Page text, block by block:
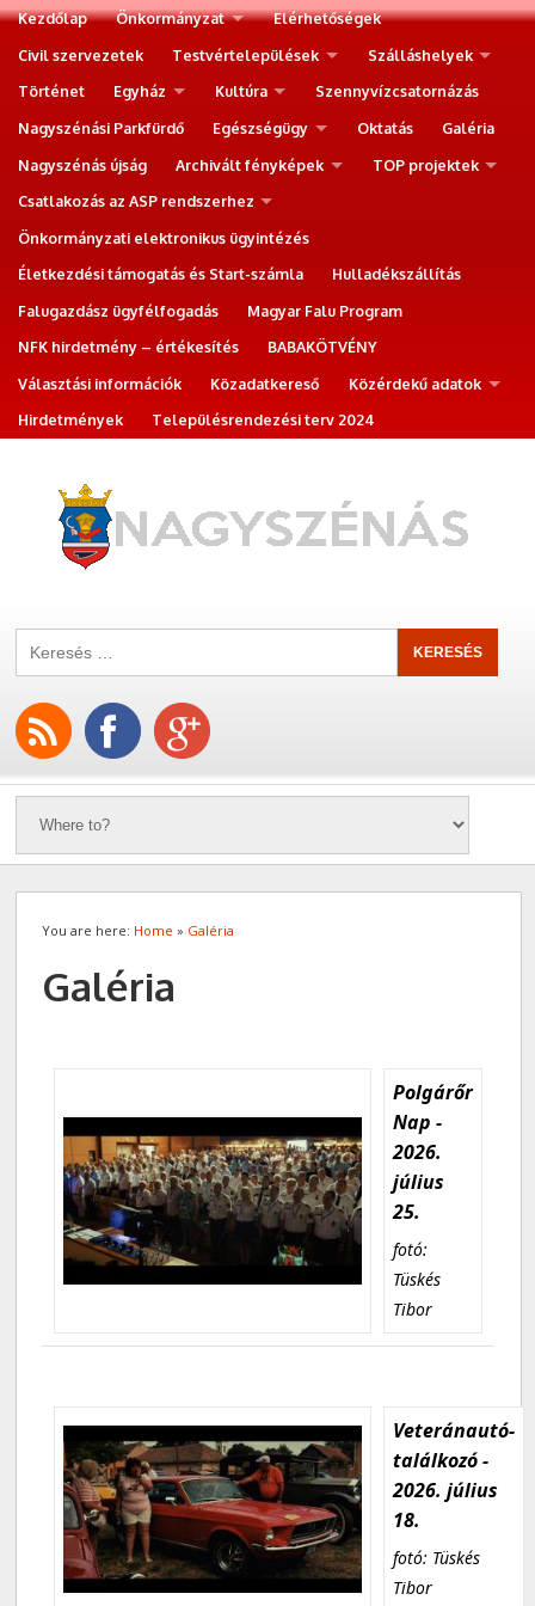
Kezdőlap Önkormányzat
Elérhetőségek
Civil szervezetek
Testvértelepülések
Szálláshelyek
Történet
Egyház Kultúra
Szennyvízcsatornázás
Nagyszénási Parkfürdő
Egészségügy Oktatás
Galéria
Nagyszénás újság
Archivált fényképek
TOP projektek
Csatlakozás az ASP rendszerhez
Önkormányzati elektronikus ügyintézés
Életkezdési támogatás és Start-számla
Hulladékszállítás
Falugazdász ügyfélfogadás
Magyar Falu Program
NFK hirdetmény – értékesítés
BABAKÖTVÉNY
Választási információk
Közadatkereső
Közérdekű adatok
Hirdetmények
Településrendezési terv 2024
You are here: Home » Galéria
Galéria
Polgárőr
Nap -
2026.
július
25.
fotó:
Tüskés
Tibor
Veteránautó-
találkozó -
2026. július
18.
fotó: Tüskés
Tibor